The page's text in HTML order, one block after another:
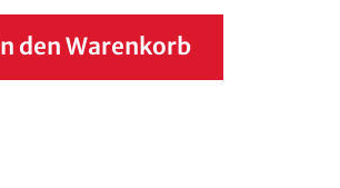
den Warenkorb